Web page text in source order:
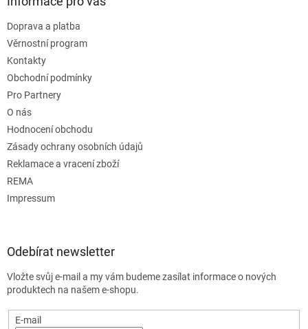
Doprava a platba
Věrnostní program
Kontakty
Obchodní podmínky
Pro Partnery
O nás
Hodnocení obchodu
Zásady ochrany osobních údajů
Reklamace a vracení zboží
REMA
Impressum
Odebírat newsletter
Vložte svůj e-mail a my vám budeme zasílat informace o nových
produktech na našem e-shopu.
E-mail